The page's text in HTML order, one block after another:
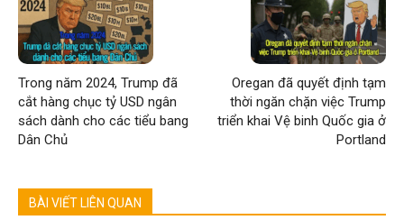
Trong năm 2024, Trump đã
cắt hàng chục tỷ USD ngân
sách dành cho các tiểu bang
Dân Chủ
Oregan đã quyết định tạm
thời ngăn chặn việc Trump
triển khai Vệ binh Quốc gia ở
Portland
BÀI VIẾT LIÊN QUAN